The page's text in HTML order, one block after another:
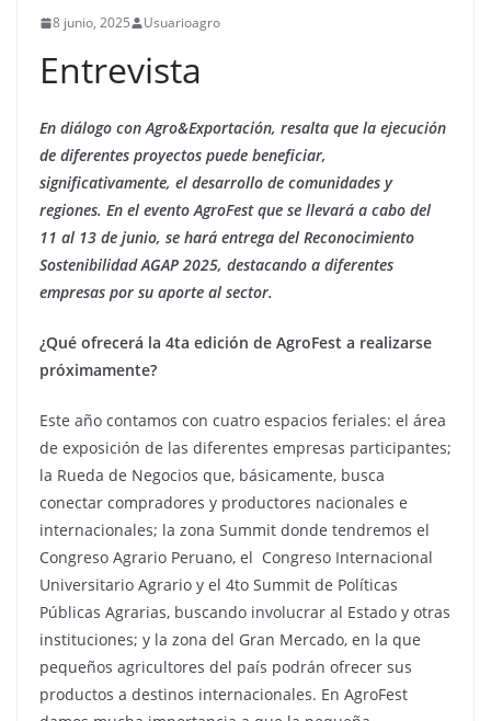
8 junio, 2025 Usuarioagro
Entrevista
En diálogo con Agro&Exportación, resalta que la ejecución
de diferentes proyectos puede beneficiar,
significativamente, el desarrollo de comunidades y
regiones. En el evento AgroFest que se llevará a cabo del
11 al 13 de junio, se hará entrega del Reconocimiento
Sostenibilidad AGAP 2025, destacando a diferentes
empresas por su aporte al sector.
¿Qué ofrecerá la 4ta edición de AgroFest a realizarse
próximamente?
Este año contamos con cuatro espacios feriales: el área
de exposición de las diferentes empresas participantes;
la Rueda de Negocios que, básicamente, busca
conectar compradores y productores nacionales e
internacionales; la zona Summit donde tendremos el
Congreso Agrario Peruano, el Congreso Internacional
Universitario Agrario y el 4to Summit de Políticas
Públicas Agrarias, buscando involucrar al Estado y otras
instituciones; y la zona del Gran Mercado, en la que
pequeños agricultores del país podrán ofrecer sus
productos a destinos internacionales. En AgroFest